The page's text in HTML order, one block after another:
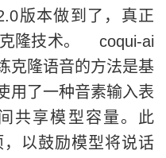
版本做到了，真正
克隆技术。 coqui-ai
克隆语音的方法是基
用了一种音素输入表
共享模型容量。此
以鼓励模型将说话